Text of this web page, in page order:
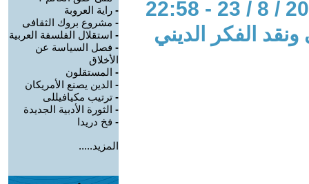
الفكر الديني
- راية العروبة
- مشروع بروك الثقافى
- استقلال الفلسفة العربية
- فصل السياسة عن
الأخلاق
- المستقلون
- الدين يصنع الأمريكان
- ترتيب مكيافيللى
- الثورة الأدبية الجديدة
- فخ دريدا
المزيد.....